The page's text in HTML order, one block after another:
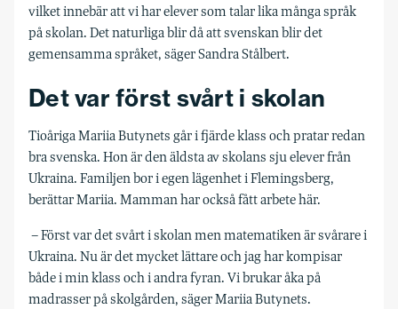
vilket innebär att vi har elever som talar lika många språk
på skolan. Det naturliga blir då att svenskan blir det
gemensamma språket, säger Sandra Stålbert.
Det var först svårt i skolan
Tioåriga Mariia Butynets går i fjärde klass och pratar redan
bra svenska. Hon är den äldsta av skolans sju elever från
Ukraina. Familjen bor i egen lägenhet i Flemingsberg,
berättar Mariia. Mamman har också fått arbete här.
– Först var det svårt i skolan men matematiken är svårare i
Ukraina. Nu är det mycket lättare och jag har kompisar
både i min klass och i andra fyran. Vi brukar åka på
madrasser på skolgården, säger Mariia Butynets.